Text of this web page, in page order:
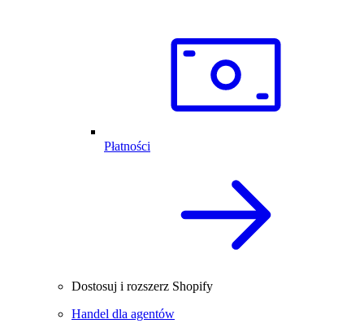
Płatności
Dostosuj i rozszerz Shopify
Handel dla agentów